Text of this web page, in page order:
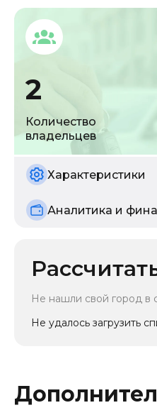
2
Количество
владельцев
Характеристики
Аналитика и
Не нашли свой город в
Не удалось загрузить